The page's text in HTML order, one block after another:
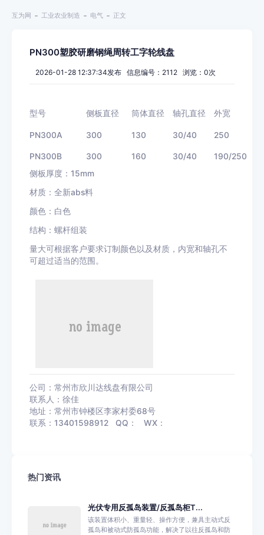
互为网 工业农业制造 电气 正文
PN300塑胶研磨钢绳周转工字轮线盘
2026-01-28 12:37:34发布 信息编号：2112 浏览： 0次
型号 侧板直径 筒体直径 轴孔直径 外宽
PN300A 300 130 30/40 250
PN300B 300 160 30/40
190/250
侧板厚度：15mm
材质：全新abs料
颜色：白色
结构：螺杆组装
量大可根据客户要求订制颜色以及材质，内宽和轴孔不
可超过适当的范围。
公司：常州市欣川达线盘有限公司
联系人：徐佳
地址：常州市钟楼区李家村委68号
联系：13401598912 QQ： WX：
热门资讯
光伏专用反孤岛装置/反孤岛柜T...
该装置体积小、重量轻、操作方便，兼具主动式反
孤岛和被动式防孤岛功能，解决了以往反孤岛和防